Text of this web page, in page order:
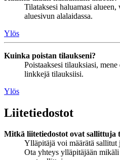
Tilataksesi haluamasi
aluesivun alalaidassa.
Ylös
Kuinka poistan tilaukseni?
Poistaaksesi tilauksiasi,
linkkejä tilauksiisi.
Ylös
Liitetiedostot
Mitkä liitetiedostot ovat sallittuja
Ylläpitäjä voi määrätä
Ota yhteys ylläpitäjään